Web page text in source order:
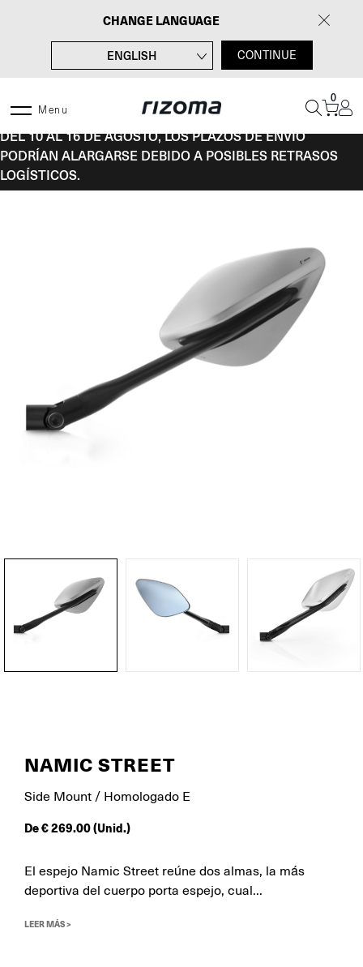
contenido
CHANGE LANGUAGE
ENGLISH
DEUTSCH
ITALIANO
CONTINUE
Menu
0
DEL 10 AL 16 DE AGOSTO, LOS PLAZOS DE ENVÍO
PODRÍAN ALARGARSE DEBIDO A POSIBLES RETRASOS
LOGÍSTICOS.
NAMIC STREET
Side Mount / Homologado E
De€269.00(Unid.)
El espejo Namic Street reúne dos almas, la más
deportiva del cuerpo porta espejo, cual...
LEER MÁS >